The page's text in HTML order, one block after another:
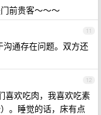
前贵客～～～
11
通存在问题。双方还
12
喜欢吃肉，我喜欢吃素
。睡觉的话，床有点